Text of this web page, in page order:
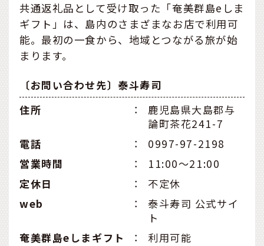
共通返礼品として受け取った「奄美群島eしま
ギフト」は、島内のさまざまなお店で利用可
能。最初の一食から、地域とつながる旅が始
まります。
〔お問い合わせ先〕泰斗寿司
住所
：
鹿児島県大島郡与
論町茶花241-7
電話
：
0997-97-2198
営業時間
：
11:00〜21:00
定休日
：
不定休
web
：
泰斗寿司 公式サイ
ト
奄美群島eしまギフト
： 利用可能